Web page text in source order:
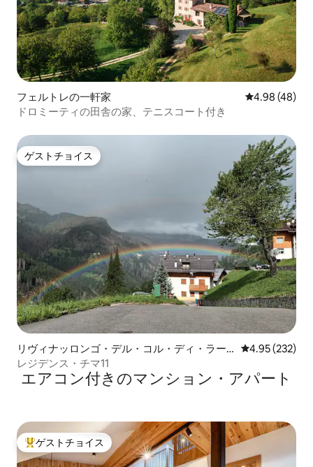
フェルトレの一軒家 レビュー48
4.98 (48)
ドロミーティの田舎の家、テニスコート付き
ゲストチョイス
ゲストチョイス
リヴィナッロンゴ・デル・コル・ディ・ラー
ナの一軒家
レビュー232
4.95 (232)
レジデンス・チマ11
エアコン付きのマンション・アパート
大好評のゲストチョイスです。
ゲストチョイス